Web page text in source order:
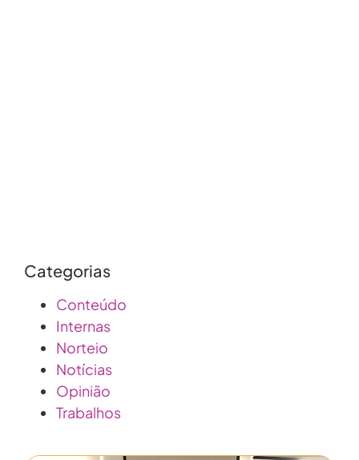
Categorias
Conteúdo
Internas
Norteio
Notícias
Opinião
Trabalhos